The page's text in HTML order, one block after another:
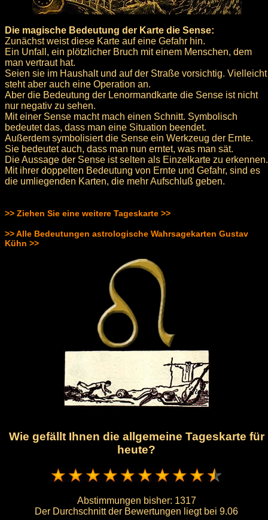
Die magische Bedeutung der Karte die Sense:
Zunächst weist diese Karte auf eine Gefahr hin.
Ein Unfall, ein plötzlicher Bruch mit einem Menschen, dem
man vertraut hat.
Seien sie im Haushalt und auf der Straße vorsichtig. Vielleicht
steht aber auch eine Operation an.
Aber die Bedeutung der Lenormandkarte die Sense ist nicht
nur negativ zu sehen.
Mit einer Sense macht mach einen Schnitt. Symbolisch
bedeutet das, dass man eine Situation beendet.
Außerdem symbolisiert die Sense ein Werkzeug der Ernte.
Sie bedeutet auch, dass man nun erntet, was man sät.
Die Aussage der Sense ist selten als Einzelkarte zu erkennen.
Mit ihrer doppelten Bedeutung von Ernte und Gefahr, sind es
die umliegenden Karten, die mehr Aufschluß geben.
>> Ziehen Sie eine weitere Tageskarte >>
>> Alle Bedeutungen astrologische Wahrsagekarten Gustav
Kühn >>
Wie gefällt Ihnen die allgemeine Tageskarte für
heute?
Abstimmungen bisher: 1317
Der Durchschnitt der Bewertungen liegt bei 9.06